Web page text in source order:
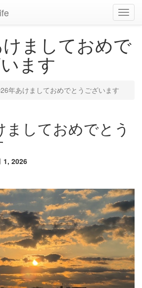
ましておめで
ます
年あけましておめでとうございます
ましておめでとう
1, 2026